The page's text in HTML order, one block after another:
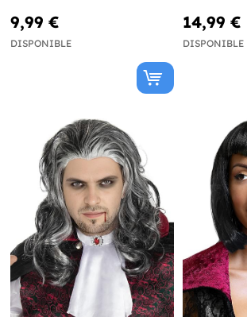
9,99 €
DISPONIBLE
14,99 €
DISPONIBLE